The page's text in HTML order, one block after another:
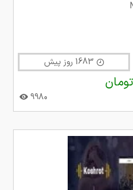
9980